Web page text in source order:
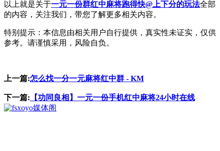
以上就是关于一元一份群红中麻将跑得快@上下分的玩法全部
的内容，关注我们，带您了解更多相关内容。
特别提示：本信息由相关用户自行提供，真实性未证实，仅供
参考。请谨慎采用，风险自负。
上一篇:怎么找一分一元麻将红中群 - KM
下一篇: 【功同良相】一元一份手机红中麻将24小时在线
媒体阁